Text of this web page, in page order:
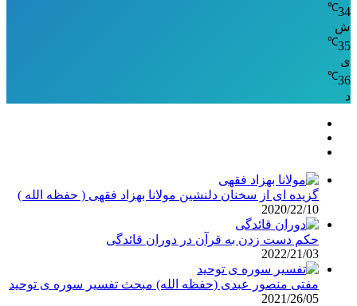
34
℃
ش
35
℃
ی
36
℃
د
گزیده ای از سخنان دلنشین مولانا بهزاد فقهی ( حفظه الله )
2020/22/10
حکم دست زدن به قرآن در دوران قائدگی
2022/21/03
مفتی منصور عبدی (حفظه الله) مبحث تفسیر سوره ی توحید
2021/26/05